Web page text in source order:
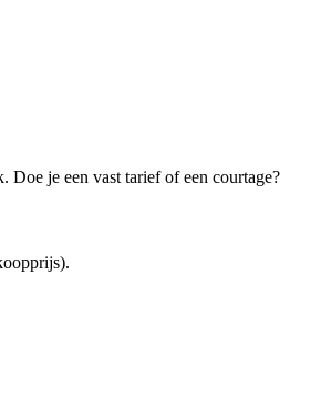
Doe je een vast tarief of een courtage?